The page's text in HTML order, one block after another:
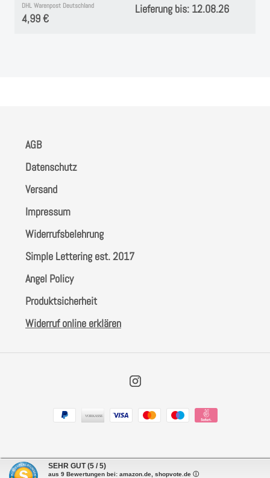
DHL Warenpost Deutschland
4,99 €
Lieferung bis: 12.08.26
AGB
Datenschutz
Versand
Impressum
Widerrufsbelehrung
Simple Lettering est. 2017
Angel Policy
Produktsicherheit
Widerruf online erklären
Zahlungsarten
SEHR GUT (5 / 5)
aus 9 Bewertungen bei: amazon.de, shopvote.de ⓘ